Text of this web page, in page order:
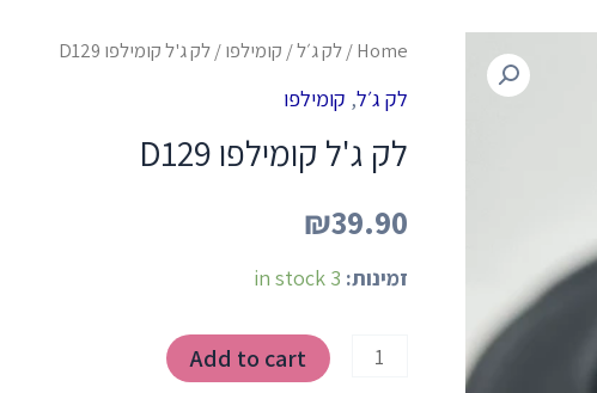
Home
/לק ג׳ל/ קומילפו/ לק ג'ל קומילפו D129
לק ג׳ל, קומילפו
לק ג'ל קומילפו D129
₪39.90
זמינות: 3 in stock
לק
ג'ל
D129
quantity
Add to cart